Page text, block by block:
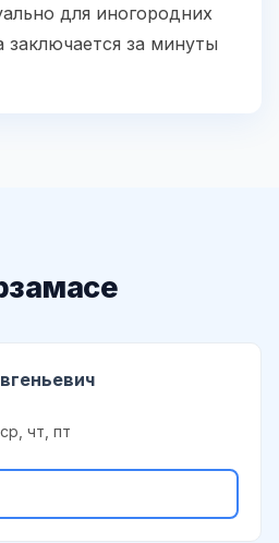
для иногородних
за минуты
чт, пт